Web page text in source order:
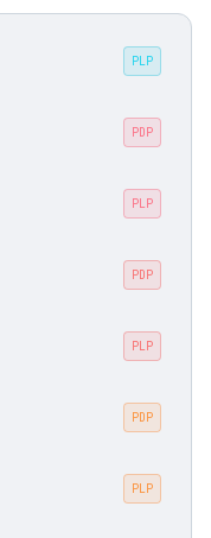
PLP
PDP
PLP
PDP
PLP
PDP
PLP